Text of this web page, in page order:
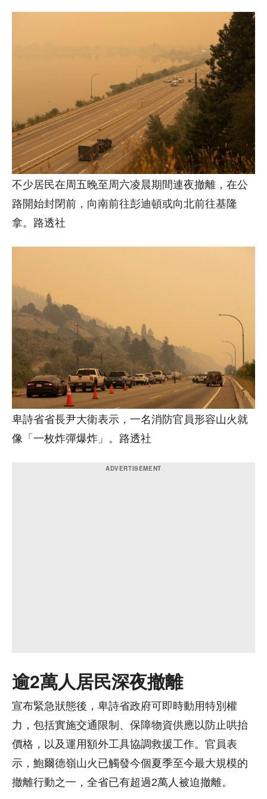
不少居民在周五晚至周六凌晨期間連夜撤離，在公
路開始封閉前，向南前往彭迪頓或向北前往基隆
拿。路透社
卑詩省省長尹大衛表示，一名消防官員形容山火就
像「一枚炸彈爆炸」。路透社
逾2萬人居民深夜撤離
宣布緊急狀態後，卑詩省政府可即時動用特別權
力，包括實施交通限制、保障物資供應以防止哄抬
價格，以及運用額外工具協調救援工作。官員表
示，鮑爾德嶺山火已觸發今個夏季至今最大規模的
撤離行動之一，全省已有超過2萬人被迫撤離。